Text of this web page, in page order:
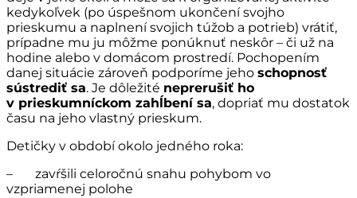
kedykoľvek (po úspešnom ukončení svojho
prieskumu a naplnení svojich túžob a potrieb) vrátiť,
prípadne mu ju môžme ponúknuť neskôr – či už na
hodine alebo v domácom prostredí. Pochopením
danej situácie zároveň podporíme jeho schopnosť
sústrediť sa. Je dôležité neprerušiť ho
v prieskumníckom zahĺbení sa, dopriať mu dostatok
času na jeho vlastný prieskum.
Detičky v období okolo jedného roka:
– zavŕšili celoročnú snahu pohybom vo
vzpriamenej polohe